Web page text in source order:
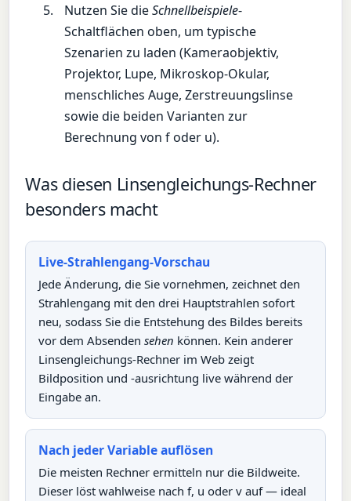
Nutzen Sie dieSchnellbeispiele-
Schaltflächen oben, um typische
Szenarien zu laden (Kameraobjektiv,
Projektor, Lupe, Mikroskop-Okular,
menschliches Auge, Zerstreuungslinse
sowie die beiden Varianten zur
Berechnung von f oder u).
Was diesen Linsengleichungs-Rechner
besonders macht
Live-Strahlengang-Vorschau
Jede Änderung, die Sie vornehmen, zeichnet den
Strahlengang mit den drei Hauptstrahlen sofort
neu, sodass Sie die Entstehung des Bildes bereits
vor dem Absendensehen können. Kein anderer
Linsengleichungs-Rechner im Web zeigt
Bildposition und -ausrichtung live während der
Eingabe an.
Nach jeder Variable auflösen
Die meisten Rechner ermitteln nur die Bildweite.
Dieser löst wahlweise nach f, u oder v auf — ideal